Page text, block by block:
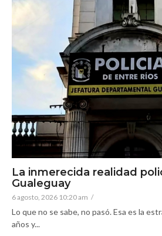
La inmerecida realidad
Gualeguay
6 agosto, 2026 10:20 am /
Lo que no se sabe, no pasó. Esa es la
años y...